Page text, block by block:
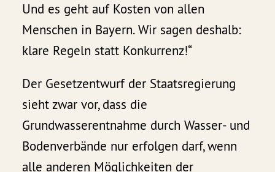
Und es geht auf Kosten von allen
Menschen in Bayern. Wir sagen deshalb:
klare Regeln statt Konkurrenz!“
Der Gesetzentwurf der Staatsregierung
sieht zwar vor, dass die
Grundwasserentnahme durch Wasser- und
Bodenverbände nur erfolgen darf, wenn
alle anderen Möglichkeiten der